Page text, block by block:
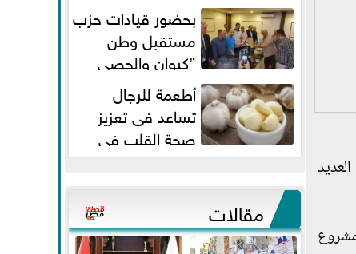
بحضور قيادات حزب
مستقبل وطن
”كيوان والحصي
والتمامي وابوحجازي وعيسي” أمانه
كفر...
أطعمة للرجال
تساعد فى تعزيز
صحة القلب فى
سن الأربعين
مقالات